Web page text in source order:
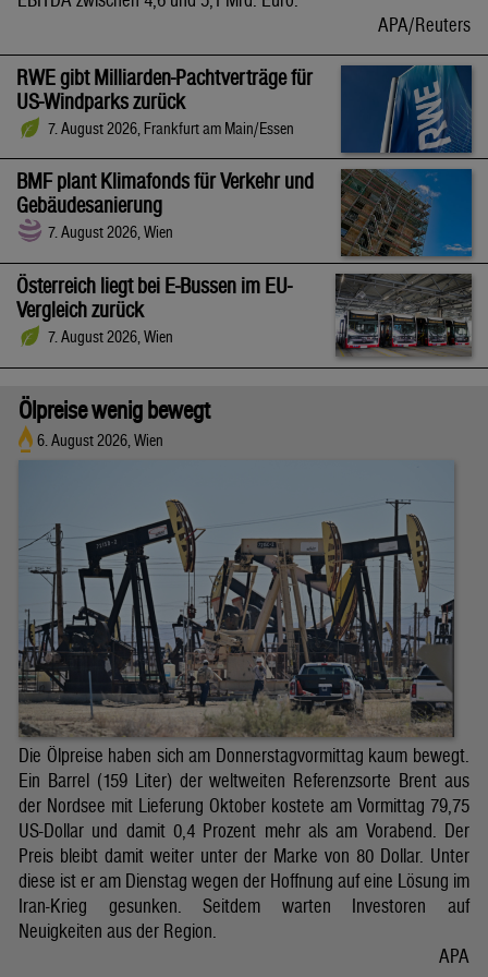
APA/Reuters
RWE gibt Milliarden-Pachtverträge für
US-Windparks zurück
7. August 2026, Frankfurt am Main/Essen
BMF plant Klimafonds für Verkehr und
Gebäudesanierung
7. August 2026, Wien
Österreich liegt bei E-Bussen im EU-
Vergleich zurück
7. August 2026, Wien
Ölpreise wenig bewegt
6. August 2026, Wien
Die Ölpreise haben sich am Donnerstagvormittag kaum bewegt.
Ein Barrel (159 Liter) der weltweiten Referenzsorte Brent aus
der Nordsee mit Lieferung Oktober kostete am Vormittag 79,75
US-Dollar und damit 0,4 Prozent mehr als am Vorabend. Der
Preis bleibt damit weiter unter der Marke von 80 Dollar. Unter
diese ist er am Dienstag wegen der Hoffnung auf eine Lösung im
Iran-Krieg gesunken. Seitdem warten Investoren auf
Neuigkeiten aus der Region.
APA